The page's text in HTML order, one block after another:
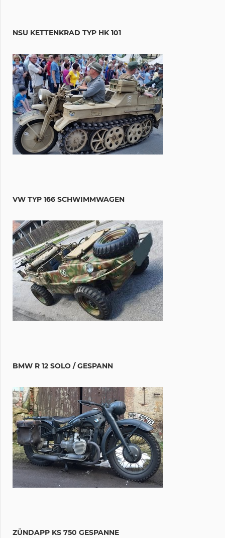
NSU KETTENKRAD TYP HK 101
VW TYP 166 SCHWIMMWAGEN
BMW R 12 SOLO / GESPANN
ZÜNDAPP KS 750 GESPANNE